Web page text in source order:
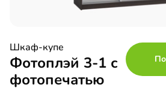
Шкаф-купе
Фотоплэй 3-1 с
фотопечатью